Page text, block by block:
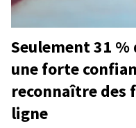
Seulement 31
une forte
reconnaître des
ligne